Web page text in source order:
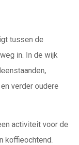
tussen de
in. In de wijk
verder oudere
activiteit voor de
koffieochtend.